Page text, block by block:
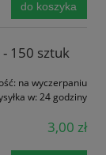
do koszyka
150 sztuk
na wyczerpaniu
w: 24 godziny
3,00 zł